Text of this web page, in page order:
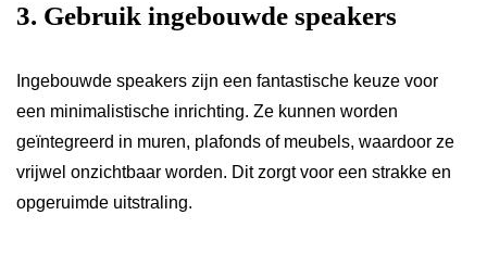
3. Gebruik ingebouwde speakers
Ingebouwde speakers zijn een fantastische keuze voor
een minimalistische inrichting. Ze kunnen worden
geïntegreerd in muren, plafonds of meubels, waardoor ze
vrijwel onzichtbaar worden. Dit zorgt voor een strakke en
opgeruimde uitstraling.